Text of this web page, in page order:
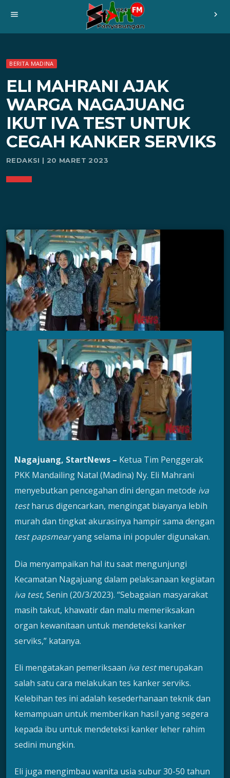
menu chevron_right
BERITA MADINA
ELI MAHRANI AJAK
WARGA NAGAJUANG
IKUT IVA TEST UNTUK
CEGAH KANKER SERVIKS
REDAKSI | 20 MARET 2023
Nagajuang, StartNews – Ketua Tim Penggerak
PKK Mandailing Natal (Madina) Ny. Eli Mahrani
menyebutkan pencegahan dini dengan metode iva
testharus digencarkan, mengingat biayanya lebih
murah dan tingkat akurasinya hampir sama dengan
test papsmearyang selama ini populer digunakan.
Dia menyampaikan hal itu saat mengunjungi
Kecamatan Nagajuang dalam pelaksanaan kegiatan
iva test, Senin (20/3/2023). “Sebagaian masyarakat
masih takut, khawatir dan malu memeriksakan
organ kewanitaan untuk mendeteksi kanker
serviks,” katanya.
Eli mengatakan pemeriksaan iva testmerupakan
salah satu cara melakukan tes kanker serviks.
Kelebihan tes ini adalah kesederhanaan teknik dan
kemampuan untuk memberikan hasil yang segera
kepada ibu untuk mendeteksi kanker leher rahim
sedini mungkin.
Eli juga mengimbau wanita usia subur 30-50 tahun